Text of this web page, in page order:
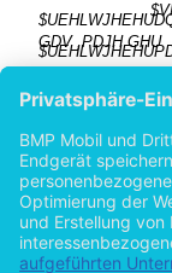
GDV ,PDJH GHU